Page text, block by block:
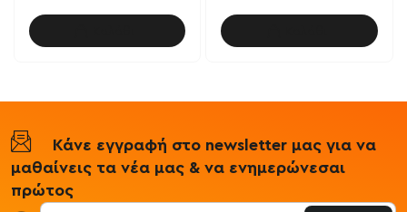
Κάνε εγγραφή στο newsletter μας για να
μαθαίνεις τα νέα μας & να ενημερώνεσαι
πρώτος